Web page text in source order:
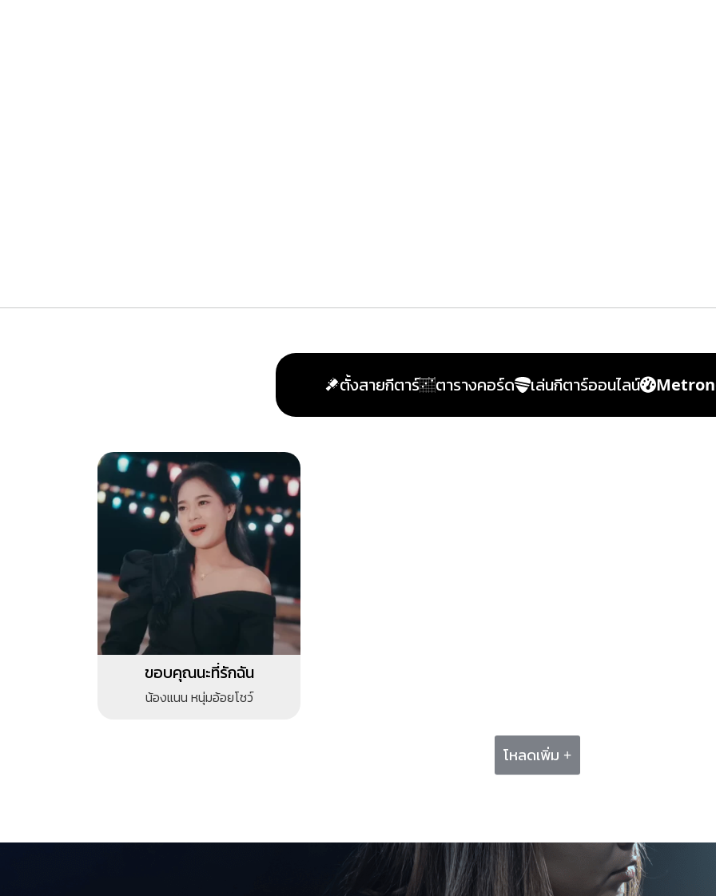
ตั้งสายกีตาร์ ตารางคอร์ด เล่นกีตาร์ออนไลน์
ขอบคุณนะที่รักฉัน
น้องแนน หนุ่มอ้อยโชว์
โหลดเพิ่ม +